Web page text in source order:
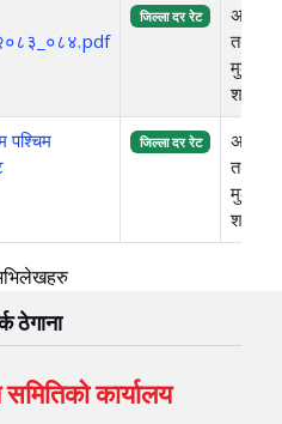
जिल्ला दर रेट
तथा
शाखा
जिल्ला दर रेट
तथा
शाखा
ठेगाना
कार्यालय